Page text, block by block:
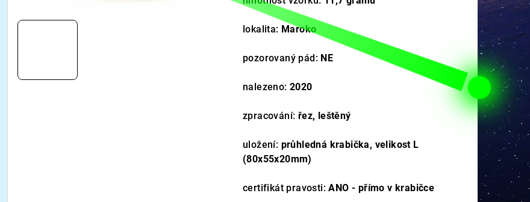
lokalita: Maroko
pozorovaný pád: NE
nalezeno: 2020
zpracování: řez, leštěný
uložení: průhledná krabička, velikost L
(80x55x20mm)
certifikát pravosti: ANO - přímo v krabičce